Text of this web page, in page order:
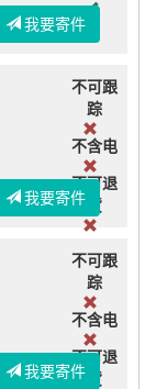
我要寄件
不可跟
踪
不含电
不可退
货
我要寄件
不可跟
踪
不含电
不可退
货
我要寄件